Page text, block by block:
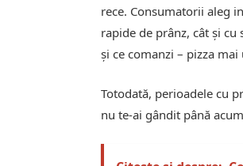
rece. Consumatorii aleg
rapide de prânz, cât și cu
și ce comanzi – pizza
Totodată, perioadele cu
nu te-ai gândit până